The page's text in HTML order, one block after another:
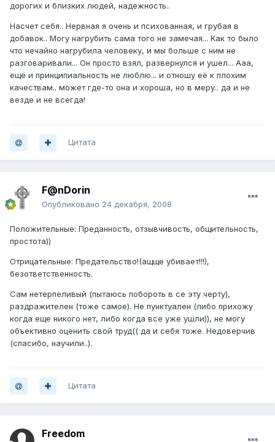
дорогих и близких людей, надежность..
Насчет себя.. Нервная я очень и психованная, и грубая в
добавок.. Могу нагрубить сама того не замечая... Как то было
что нечайно нагрубила человеку, и мы больше с ним не
разговаривали... Он просто взял, развернулся и ушел... Ааа,
ещё и принципиальность не люблю... и отношу её к плохим
качествам.. может где-то она и хороша, но в меру.. да и не
везде и не всегда!
Цитата
F@nDorin
Опубликовано 24 декабря, 2008
Положительные: Преданность, отзывчивость, общительность,
простота))
Отрицательные: Предательство!(ащще убивает!!!),
безответственность.
Сам нетерпеливый (пытаюсь побороть в се эту черту),
раздражителен (тоже самое). Не пунктуален (либо прихожу
когда еще никого нет, либо когда все уже ушли)), не могу
объективно оценить свой труд(( да и себя тоже. Недоверчив
(спасибо, научили..).
Цитата
Freedom